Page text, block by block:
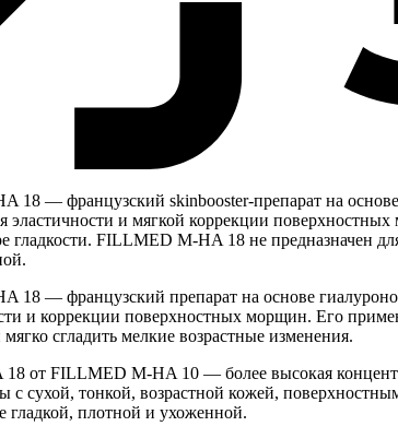
— французский skinbooster-препарат на
и мягкой коррекции
FILLMED M-HA 18 не предназначен
— французский препарат на основе
и коррекции поверхностных морщин. Его
сгладить мелкие возрастные изменения.
от FILLMED M-HA 10 — более высокая
с сухой, тонкой, возрастной кожей,
гладкой, плотной и ухоженной.